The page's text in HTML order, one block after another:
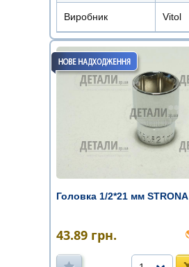
Виробник Vitol
Головка 1/2*21 мм STRONA
43.89 грн.